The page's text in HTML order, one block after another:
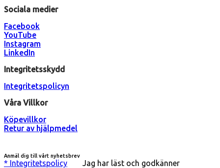
Sociala medier
Facebook
YouTube
Instagram
LinkedIn
Integritetsskydd
Integritetspolicyn
Våra Villkor
Köpevillkor
Retur av hjälpmedel
Anmäl dig till vårt nyhetsbrev
* Integritetspolicy
Jag har läst och godkänner